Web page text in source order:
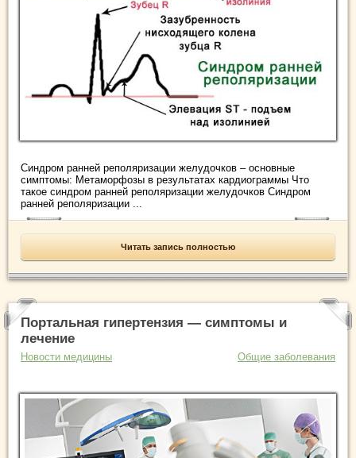
Синдром ранней реполяризации желудочков – основные
симптомы: Метаморфозы в результатах кардиограммы Что
такое синдром ранней реполяризации желудочков Синдром
ранней реполяризации ...
Читать запись полностью
Портальная гипертензия — симптомы и
лечение
Новости медицины Общие заболевания